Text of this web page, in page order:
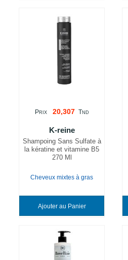
PRIX 20,307 TND
K-reine
Shampoing Sans Sulfate à
la kératine et vitamine B5
270 Ml
Cheveux mixtes à gras
Ajouter au Panier